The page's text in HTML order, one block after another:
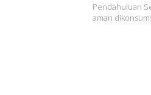
Pendahuluan
aman